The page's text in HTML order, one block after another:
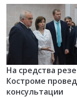
На средства
Костроме
консультации